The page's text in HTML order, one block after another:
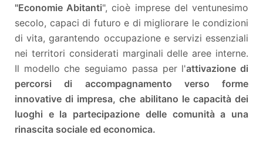
"Economie Abitanti", cioè imprese del ventunesimo
secolo, capaci di futuro e di migliorare le condizioni
di vita, garantendo occupazione e servizi essenziali
nei territori considerati marginali delle aree interne.
Il modello che seguiamo passa per l'attivazione di
percorsi di accompagnamento verso forme
innovative di impresa, che abilitano le capacità dei
luoghi e la partecipazione delle comunità a una
rinascita sociale ed economica.